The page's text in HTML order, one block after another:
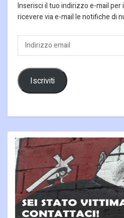
Inserisci il tuo indirizzo e-mail per
ricevere via e-mail le notifiche di
Indirizzo
email
Iscriviti